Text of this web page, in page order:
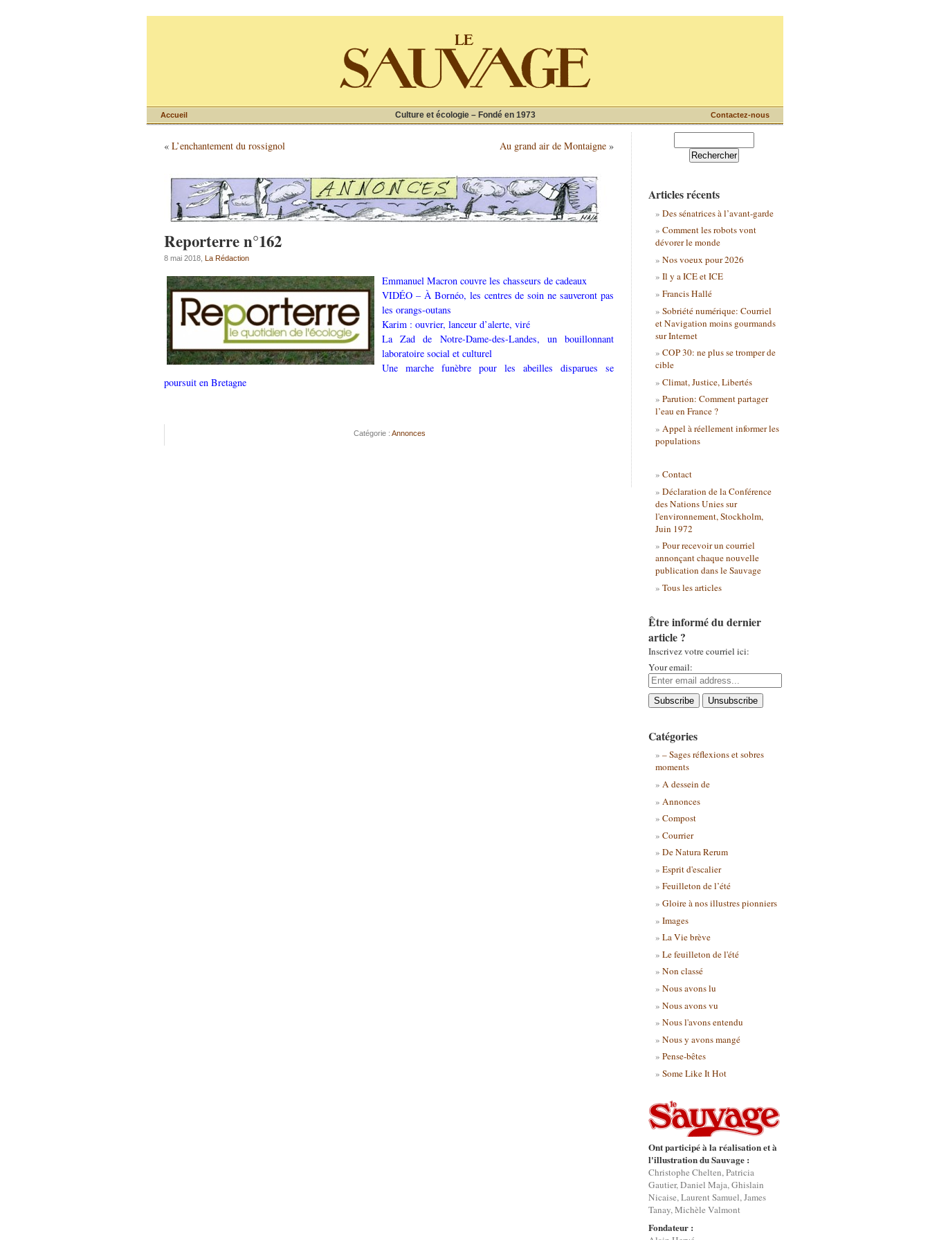
Culture et écologie – Fondé en 1973
Accueil Contactez-nous
« L’enchantement du rossignol Au grand air de Montaigne »
Reporterre n°162
8 mai 2018, La Rédaction
Emmanuel Macron couvre les chasseurs de cadeaux
VIDÉO – À Bornéo, les centres de soin ne sauveront pas
les orangs-outans
Karim : ouvrier, lanceur d’alerte, viré
La Zad de Notre-Dame-des-Landes, un bouillonnant
laboratoire social et culturel
Une marche funèbre pour les abeilles disparues se
poursuit en Bretagne
Catégorie : Annonces
Articles récents
Des sénatrices à l’avant-garde
Comment les robots vont
dévorer le monde
Nos voeux pour 2026
Il y a ICE et ICE
Francis Hallé
Sobriété numérique: Courriel
et Navigation moins gourmands
sur Internet
COP 30: ne plus se tromper de
cible
Climat, Justice, Libertés
Parution: Comment partager
l’eau en France ?
Appel à réellement informer les
populations
Contact
Déclaration de la Conférence
des Nations Unies sur
l'environnement, Stockholm,
Juin 1972
Pour recevoir un courriel
annonçant chaque nouvelle
publication dans le Sauvage
Tous les articles
Être informé du dernier
article ?
Inscrivez votre courriel ici:
Your email:
Catégories
– Sages réflexions et sobres
moments
A dessein de
Annonces
Compost
Courrier
De Natura Rerum
Esprit d'escalier
Feuilleton de l’été
Gloire à nos illustres pionniers
Images
La Vie brève
Le feuilleton de l'été
Non classé
Nous avons lu
Nous avons vu
Nous l'avons entendu
Nous y avons mangé
Pense-bêtes
Some Like It Hot
Ont participé à la réalisation et à
l'illustration du Sauvage :
Christophe Chelten, Patricia
Gautier, Daniel Maja, Ghislain
Nicaise, Laurent Samuel, James
Tanay, Michèle Valmont
Fondateur :